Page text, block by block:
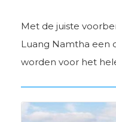
Met de juiste
Luang Namtha een
worden voor het